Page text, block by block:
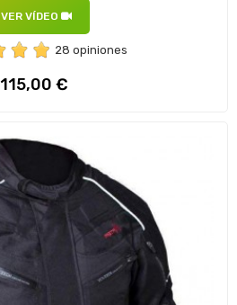
VER VÍDEO
28 opiniones
Preço
115,00 €